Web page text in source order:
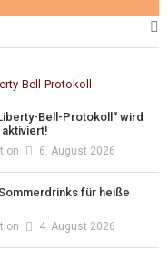
Bell-Protokoll“ wird
aktiviert!
6. August 2026
für heiße
4. August 2026